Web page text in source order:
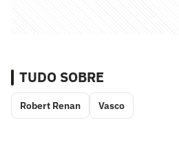
TUDO SOBRE
Robert Renan Vasco